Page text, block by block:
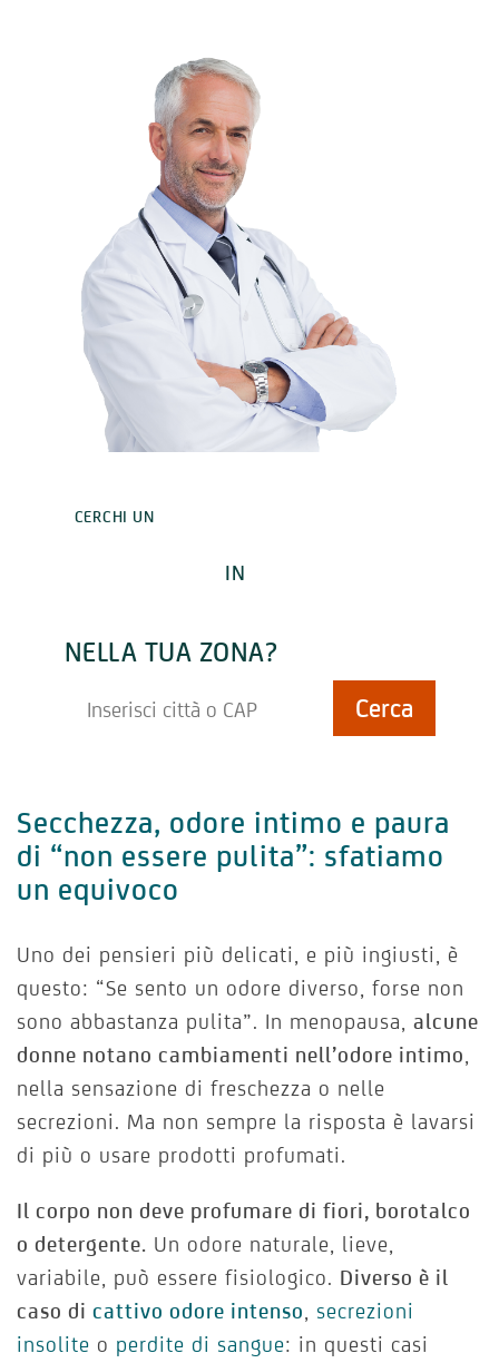
CERCHI UN
IN
NELLA TUA ZONA?
Secchezza, odore intimo e paura
di “non essere pulita”: sfatiamo
un equivoco
Uno dei pensieri più delicati, e più ingiusti, è
questo: “Se sento un odore diverso, forse non
sono abbastanza pulita”. In menopausa, alcune
donne notano cambiamenti nell’odore intimo
nella sensazione di freschezza o nelle
secrezioni. Ma non sempre la risposta è lavarsi
di più o usare prodotti profumati.
Il corpo non deve profumare di fiori, borotalco
o detergente. Un odore naturale, lieve,
variabile, può essere fisiologico. Diverso è il
caso di cattivo odore intenso
secrezioni
insolite o perdite di sangue: in questi casi